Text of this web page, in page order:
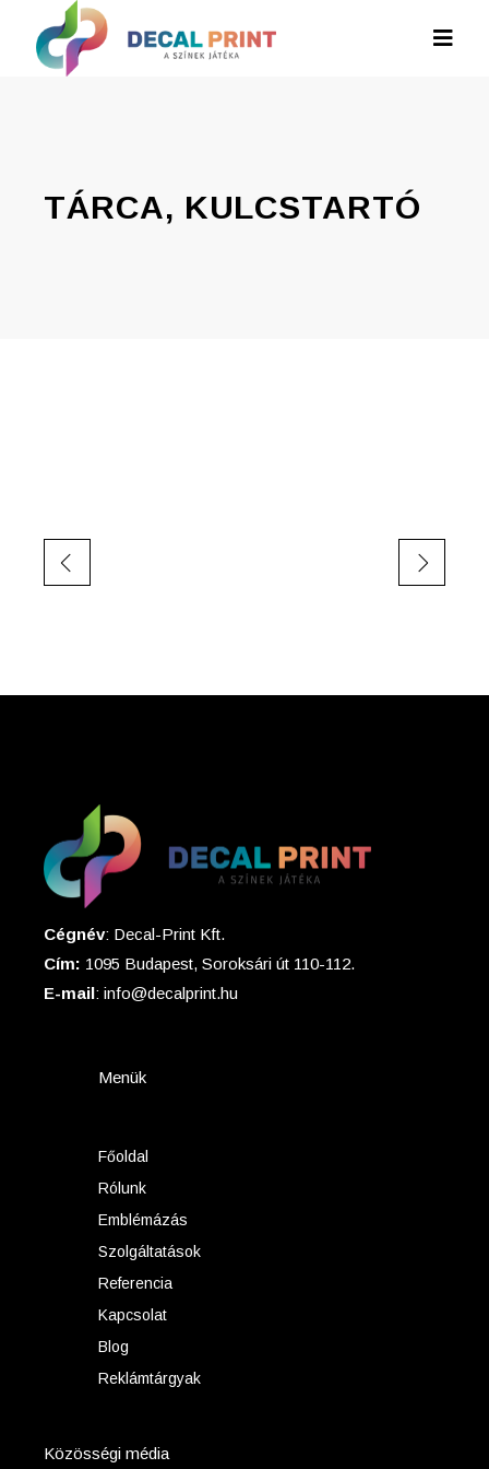
TÁRCA, KULCSTARTÓ
Cégnév: Decal-Print Kft.
Cím: 1095 Budapest, Soroksári út 110-112.
E-mail : info@decalprint.hu
Menük
Főoldal
Rólunk
Emblémázás
Szolgáltatások
Referencia
Kapcsolat
Blog
Reklámtárgyak
Közösségi média